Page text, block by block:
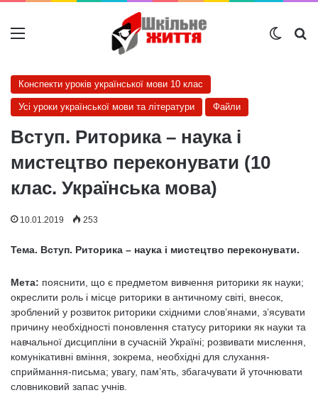
Меню
Конспекти уроків української мови 10 клас
Усі уроки української мови та літератури Файли
Вступ. Риторика – наука і
мистецтво переконувати (10
клас. Українська мова)
10.01.2019 253
Тема. Вступ. Риторика – наука і мистецтво переконувати.
Мета: пояснити, що є предметом вивчення риторики як науки;
окреслити роль і місце риторики в античному світі, внесок,
зроблений у розвиток риторики східними слов’янами, з’ясувати
причину необхідності поновлення статусу риторики як науки та
навчальної дисципліни в сучасній Україні; розвивати мислення,
комунікативні вміння, зокрема, необхідні для слухання-
сприймання-письма; увагу, пам’ять, збагачувати й уточнювати
словниковий запас учнів.